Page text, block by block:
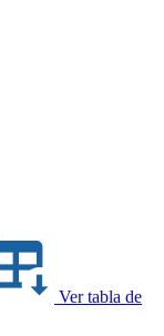
Ver tabla de